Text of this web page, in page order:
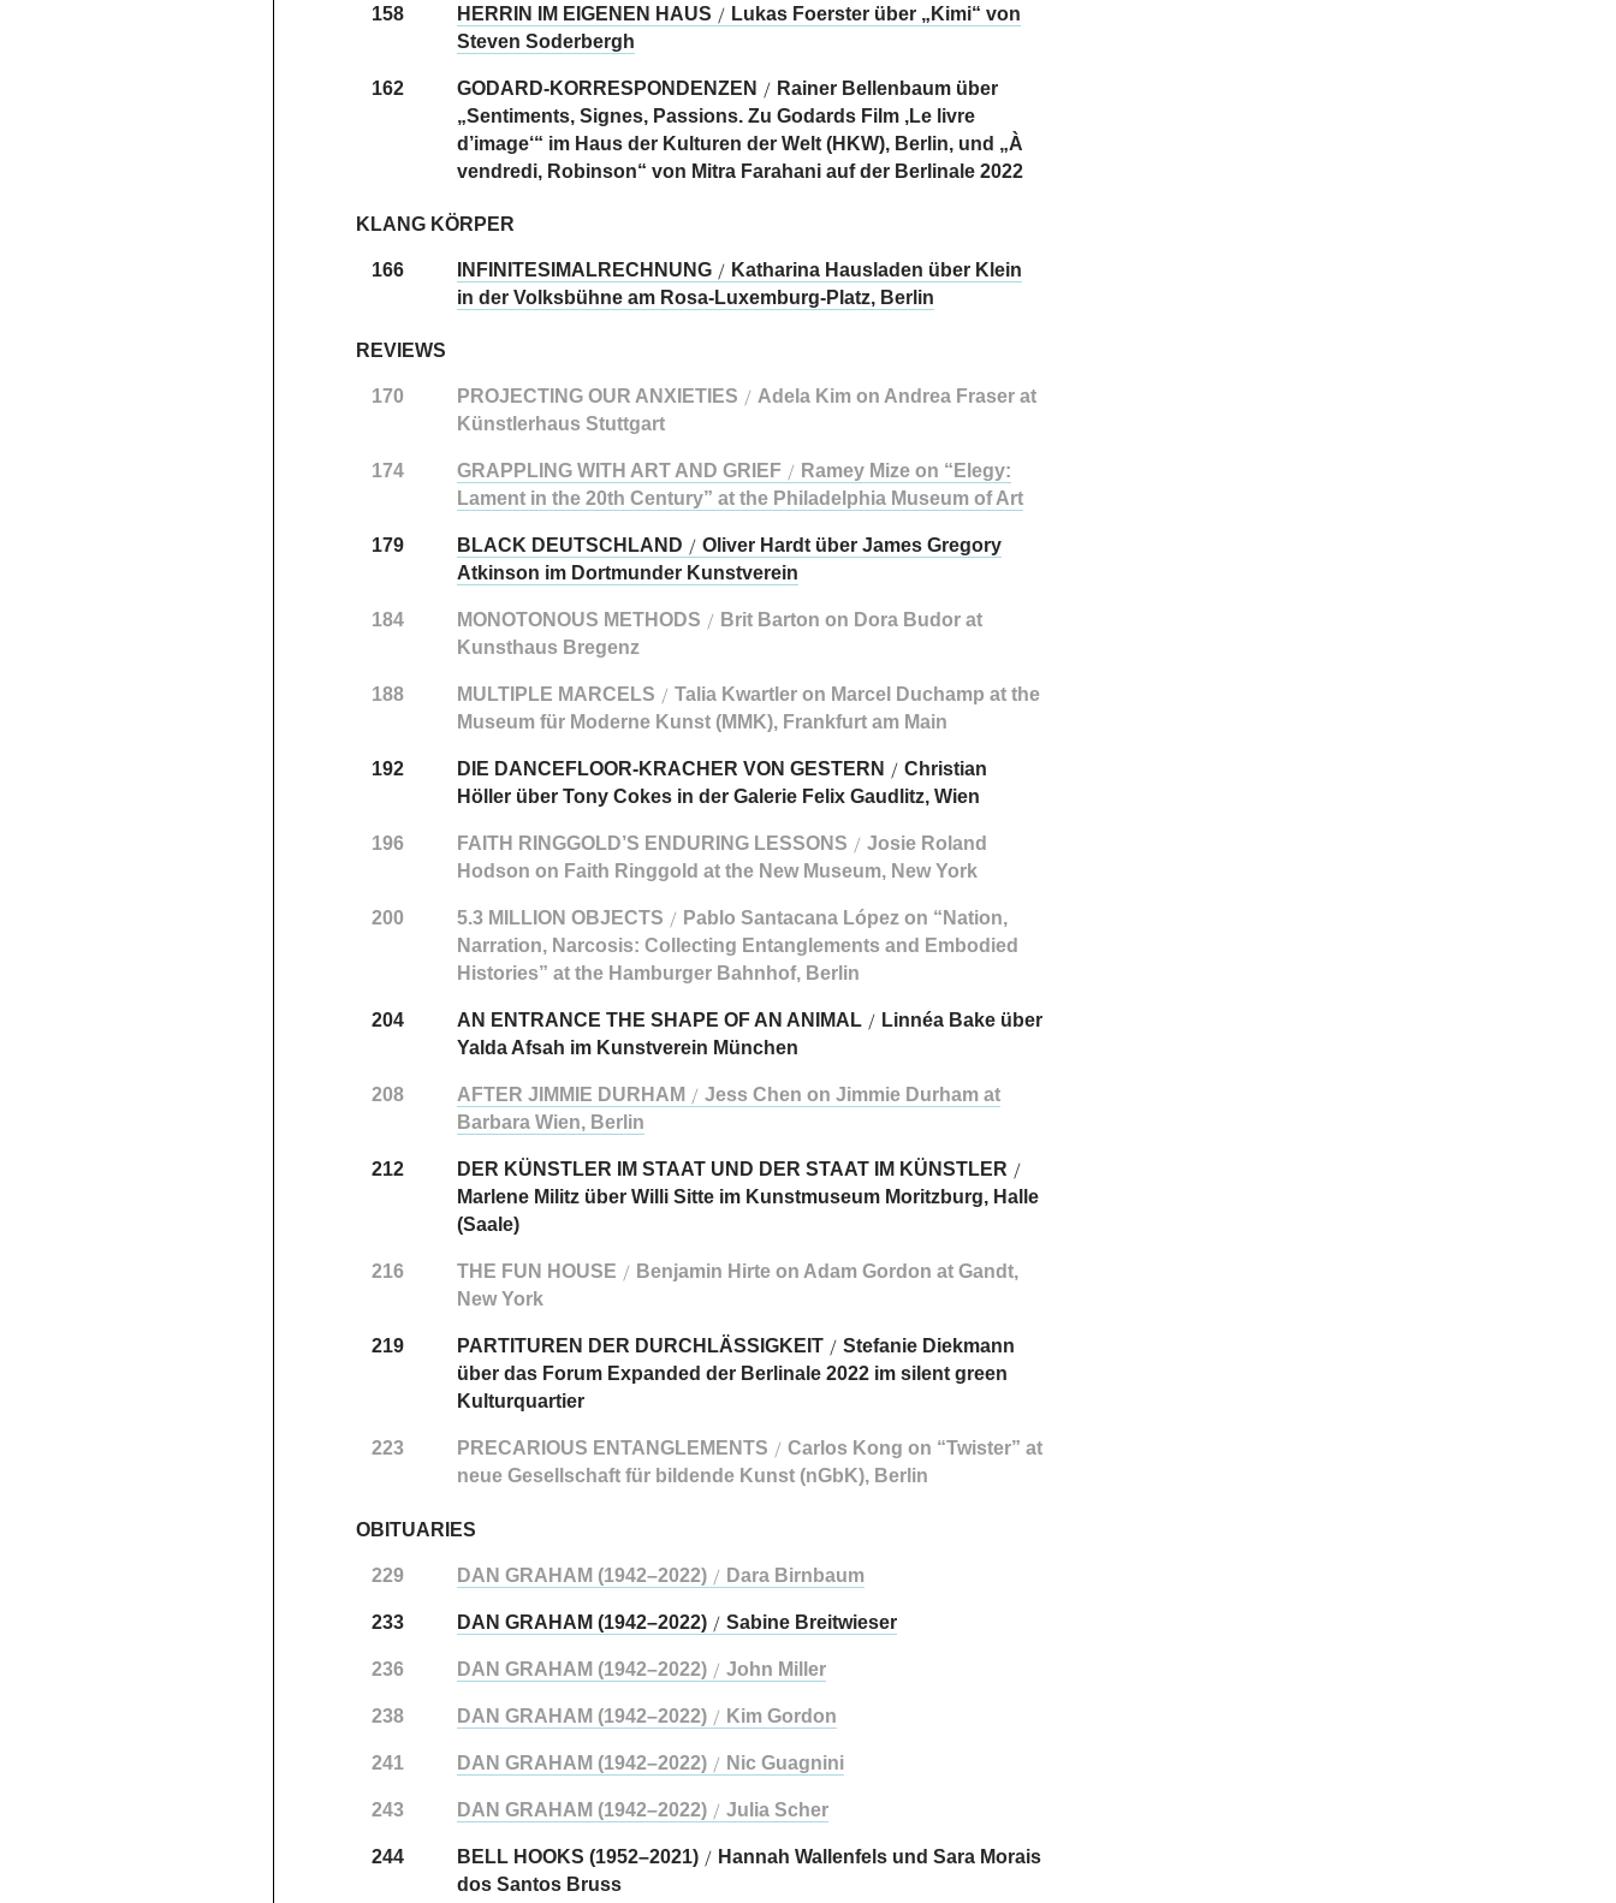
158 HERRIN IM EIGENEN HAUS / Lukas Foerster über „Kimi“ von
Steven Soderbergh
162 GODARD-KORRESPONDENZEN / Rainer Bellenbaum über
„Sentiments, Signes, Passions. Zu Godards Film ‚Le livre
d’image‘“ im Haus der Kulturen der Welt (HKW), Berlin, und „À
vendredi, Robinson“ von Mitra Farahani auf der Berlinale 2022
KLANG KÖRPER
166 INFINITESIMALRECHNUNG/ Katharina Hausladen über Klein
in der Volksbühne am Rosa-Luxemburg-Platz, Berlin
REVIEWS
170 PROJECTING OUR ANXIETIES / Adela Kim on Andrea Fraser at
Künstlerhaus Stuttgart
174 GRAPPLING WITH ART AND GRIEF / Ramey Mize on “Elegy:
Lament in the 20th Century” at the Philadelphia Museum of Art
179 BLACK DEUTSCHLAND / Oliver Hardt über James Gregory
Atkinson im Dortmunder Kunstverein
184 MONOTONOUS METHODS / Brit Barton on Dora Budor at
Kunsthaus Bregenz
188 MULTIPLE MARCELS / Talia Kwartler on Marcel Duchamp at the
Museum für Moderne Kunst (MMK), Frankfurt am Main
192 DIE DANCEFLOOR-KRACHER VON GESTERN / Christian
Höller über Tony Cokes in der Galerie Felix Gaudlitz, Wien
196 FAITH RINGGOLD’S ENDURING LESSONS / Josie Roland
Hodson on Faith Ringgold at the New Museum, New York
200 5.3 MILLION OBJECTS / Pablo Santacana López on “Nation,
Narration, Narcosis: Collecting Entanglements and Embodied
Histories” at the Hamburger Bahnhof, Berlin
204 AN ENTRANCE THE SHAPE OF AN ANIMAL/ Linnéa Bake über
Yalda Afsah im Kunstverein München
208 AFTER JIMMIE DURHAM/ Jess Chen on Jimmie Durham at
Barbara Wien, Berlin
212 DER KÜNSTLER IM STAAT UND DER STAAT IM KÜNSTLER /
Marlene Militz über Willi Sitte im Kunstmuseum Moritzburg, Halle
(Saale)
216 THE FUN HOUSE / Benjamin Hirte on Adam Gordon at Gandt,
New York
219 PARTITUREN DER DURCHLÄSSIGKEIT / Stefanie Diekmann
über das Forum Expanded der Berlinale 2022 im silent green
Kulturquartier
223 PRECARIOUS ENTANGLEMENTS / Carlos Kong on “Twister” at
neue Gesellschaft für bildende Kunst (nGbK), Berlin
OBITUARIES
229 DAN GRAHAM (1942–2022)/ Dara Birnbaum
233 DAN GRAHAM (1942–2022)/ Sabine Breitwieser
236 DAN GRAHAM (1942–2022)/ John Miller
238 DAN GRAHAM (1942–2022)/ Kim Gordon
241 DAN GRAHAM (1942–2022)/ Nic Guagnini
243 DAN GRAHAM (1942–2022)/ Julia Scher
244 BELL HOOKS (1952–2021)/ Hannah Wallenfels und Sara Morais
dos Santos Bruss